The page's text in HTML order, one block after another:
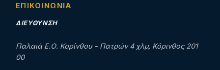
ΕΠΙΚΟΙΝΩΝΊΑ
ΔΙΕΎΘΥΝΣΗ
Παλαιά Ε.Ο. Κορίνθου - Πατρών 4 χλμ, Κόρινθος 201
00